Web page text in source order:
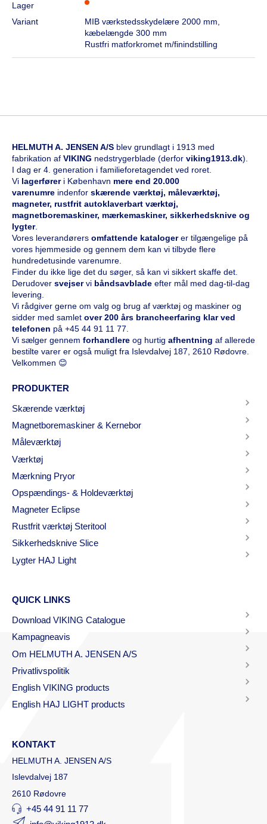
Lager
Variant
MIB værkstedsskydelære 2000 mm,
kæbelængde 300 mm
Rustfri matforkromet m/finindstilling
HELMUTH A. JENSEN A/S blev grundlagt i 1913 med
fabrikation af VIKING nedstrygerblade (derfor viking1913.dk).
I dag er 4. generation i familieforetagendet ved roret.
Vi lagerfører i København mere end 20.000
varenumre indenfor skærende værktøj, måleværktøj,
magneter, rustfrit autoklaverbart værktøj,
magnetboremaskiner, mærkemaskiner, sikkerhedsknive og
lygter.
Vores leverandørers omfattende katalogerer tilgængelige på
vores hjemmeside og gennem dem kan vi tilbyde flere
hundredetusinde varenumre.
Finder du ikke lige det du søger, så kan vi sikkert skaffe det.
Derudover svejservi båndsavblade efter mål med dag-til-dag
levering.
Vi rådgiver gerne om valg og brug af værktøj og maskiner og
sidder med samlet over 200 års brancheerfaring klar ved
telefonen på +45 44 91 11 77
Vi sælger gennem forhandlere og hurtig afhentning af allerede
bestilte varer er også muligt fra Islevdalvej 187, 2610 Rødovre.
Velkommen 😊
PRODUKTER
Skærende værktøj
Magnetboremaskiner & Kernebor
Måleværktøj
Værktøj
Mærkning Pryor
Opspændings- & Holdeværktøj
Magneter Eclipse
Rustfrit værktøj Steritool
Sikkerhedsknive Slice
Lygter HAJ Light
QUICK LINKS
Download VIKING Catalogue
Kampagneavis
Om HELMUTH A. JENSEN A/S
Privatlivspolitik
English VIKING products
English HAJ LIGHT products
KONTAKT
HELMUTH A. JENSEN A/S
Islevdalvej 187
2610 Rødovre
+45 44 91 11 77